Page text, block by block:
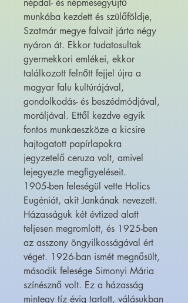
népdal- és népmesegyűjtő
munkába kezdett és szülőföldje,
Szatmár megye falvait járta négy
nyáron át. Ekkor tudatosultak
gyermekkori emlékei, ekkor
találkozott felnőtt fejjel újra a
magyar falu kultúrájával,
gondolkodás- és beszédmódjával,
moráljával. Ettől kezdve egyik
fontos munkaeszköze a kicsire
hajtogatott papírlapokra
jegyzetelő ceruza volt, amivel
lejegyezte megfigyeléseit.
1905-ben feleségül vette Holics
Eugéniát, akit Jankának nevezett.
Házasságuk két évtized alatt
teljesen megromlott, és 1925-ben
az asszony öngyilkosságával ért
véget. 1926-ban ismét megnősült,
második felesége Simonyi Mária
színésznő volt. Ez a házasság
mintegy tíz évig tartott, válásukban